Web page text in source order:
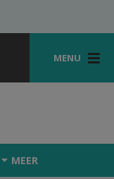
MENU
MEER